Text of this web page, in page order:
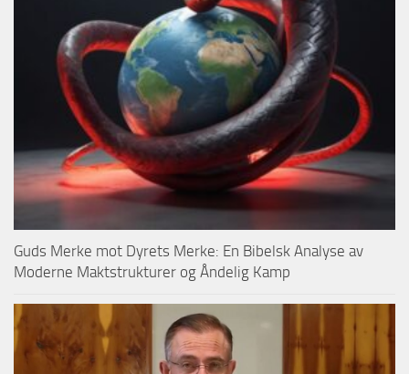
Guds Merke mot Dyrets Merke: En Bibelsk Analyse av
Moderne Maktstrukturer og Åndelig Kamp